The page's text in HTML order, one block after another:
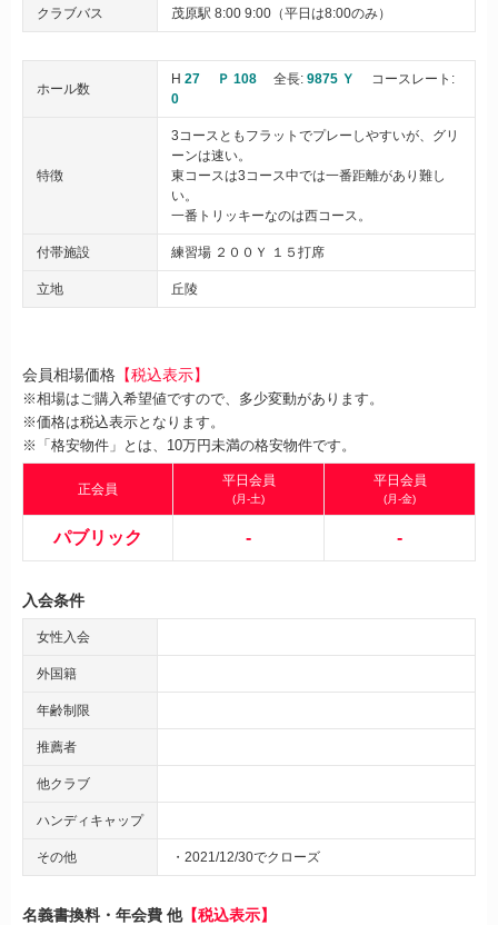
クラブバス 茂原駅 8:00 9:00（平日は8:00のみ）
ホール数
H 27 Ｐ 108 全長: 9875 Ｙ
コースレート:
0
特徴
3コースともフラットでプレーしやすいが、グリ
ーンは速い。
東コースは3コース中では一番距離があり難し
い。
一番トリッキーなのは西コース。
付帯施設 練習場 ２００Ｙ １５打席
立地 丘陵
会員相場価格 【税込表示】
※相場はご購入希望値ですので、多少変動があります。
※価格は税込表示となります。
※「格安物件」とは、10万円未満の格安物件です。
正会員
平日会員
(月-土)
平日会員
(月-金)
パブリック - -
入会条件
女性入会
外国籍
年齢制限
推薦者
他クラブ
ハンディキャップ
その他 ・2021/12/30でクローズ
名義書換料・年会費 他【税込表示】